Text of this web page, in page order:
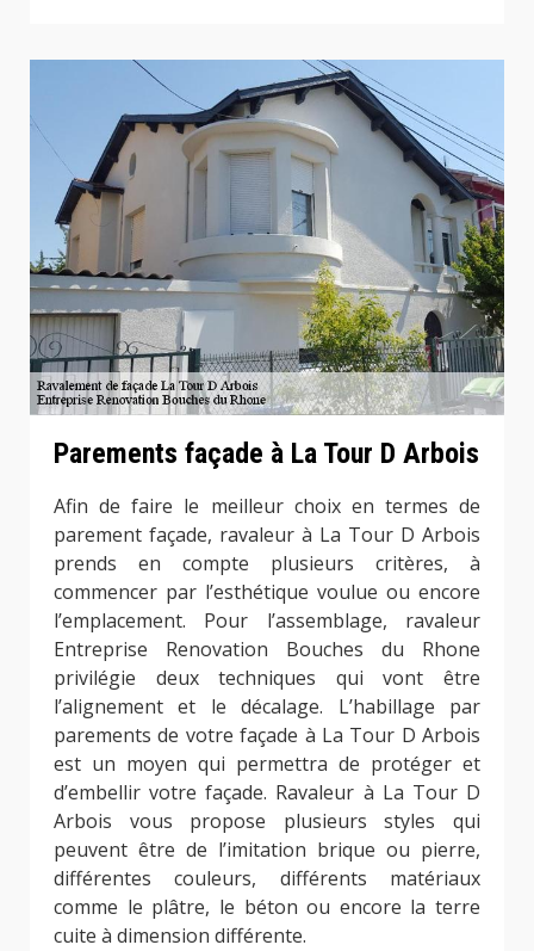
Parements façade à La Tour D Arbois
Afin de faire le meilleur choix en termes de
parement façade, ravaleur à La Tour D Arbois
prends en compte plusieurs critères, à
commencer par l’esthétique voulue ou encore
l’emplacement. Pour l’assemblage, ravaleur
Entreprise Renovation Bouches du Rhone
privilégie deux techniques qui vont être
l’alignement et le décalage. L’habillage par
parements de votre façade à La Tour D Arbois
est un moyen qui permettra de protéger et
d’embellir votre façade. Ravaleur à La Tour D
Arbois vous propose plusieurs styles qui
peuvent être de l’imitation brique ou pierre,
différentes couleurs, différents matériaux
comme le plâtre, le béton ou encore la terre
cuite à dimension différente.